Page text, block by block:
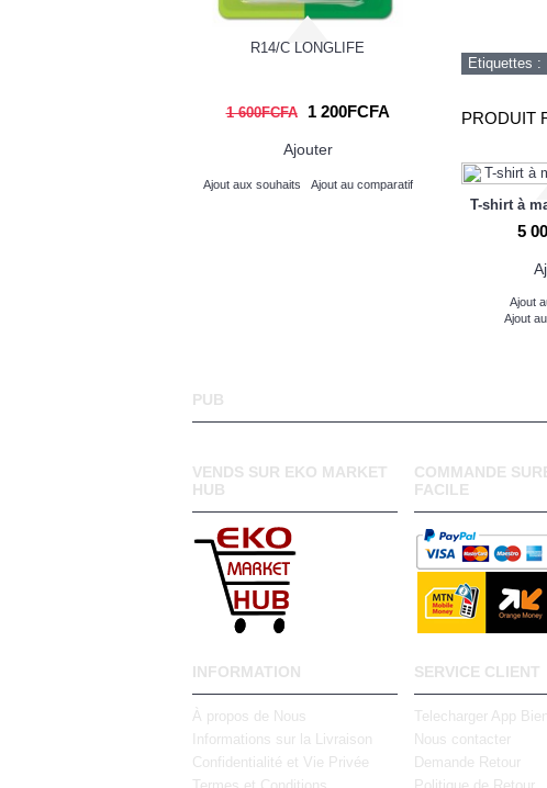
R14/C LONGLIFE
1 600FCFA 1 200FCFA
Ajouter
Ajout aux souhaits Ajout au comparatif Ajout aux
Etiquettes :
PRODUIT
T-shirt à
5
Ajout
Ajout
PUB
VENDS SUR EKO MARKET
HUB
COMMANDE
FACILE
INFORMATION
À propos de Nous
Informations sur la Livraison
Confidentialité et Vie Privée
SERVICE CLIENT
Telecharger App
Nous contacter
Demande Retour